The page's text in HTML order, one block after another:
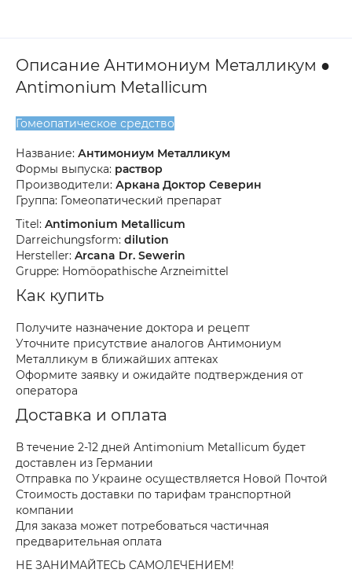
Описание Антимониум Металликум ●
Antimonium Metallicum
Гомеопатическое средство
Название: Антимониум Металликум
Формы выпуска: раствор
Производители: Аркана Доктор Северин
Группа: Гомеопатический препарат
Titel: Antimonium Metallicum
Darreichungsform: dilution
Hersteller: Arcana Dr. Sewerin
Gruppe: Homöopathische Arzneimittel
Как купить
Получите назначение доктора и рецепт
Уточните присутствие аналогов Антимониум
Металликум в ближайших аптеках
Оформите заявку и ожидайте подтверждения от
оператора
Доставка и оплата
В течение 2-12 дней Antimonium Metallicum будет
доставлен из Германии
Отправка по Украине осуществляется Новой Почтой
Стоимость доставки по тарифам транспортной
компании
Для заказа может потребоваться частичная
предварительная оплата
НЕ ЗАНИМАЙТЕСЬ САМОЛЕЧЕНИЕМ!